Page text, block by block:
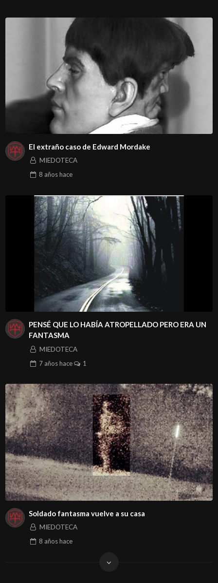
El extraño caso de Edward Mordake
MIEDOTECA
8 añoshace
PENSÉ QUE LO HABÍA ATROPELLADO PERO ERA UN
FANTASMA
MIEDOTECA
7 añoshace 1
Soldado fantasma vuelve a su casa
MIEDOTECA
8 añoshace